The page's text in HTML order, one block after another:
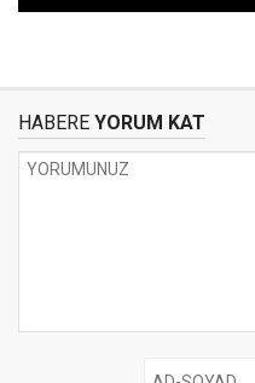
HABERE YORUM KAT